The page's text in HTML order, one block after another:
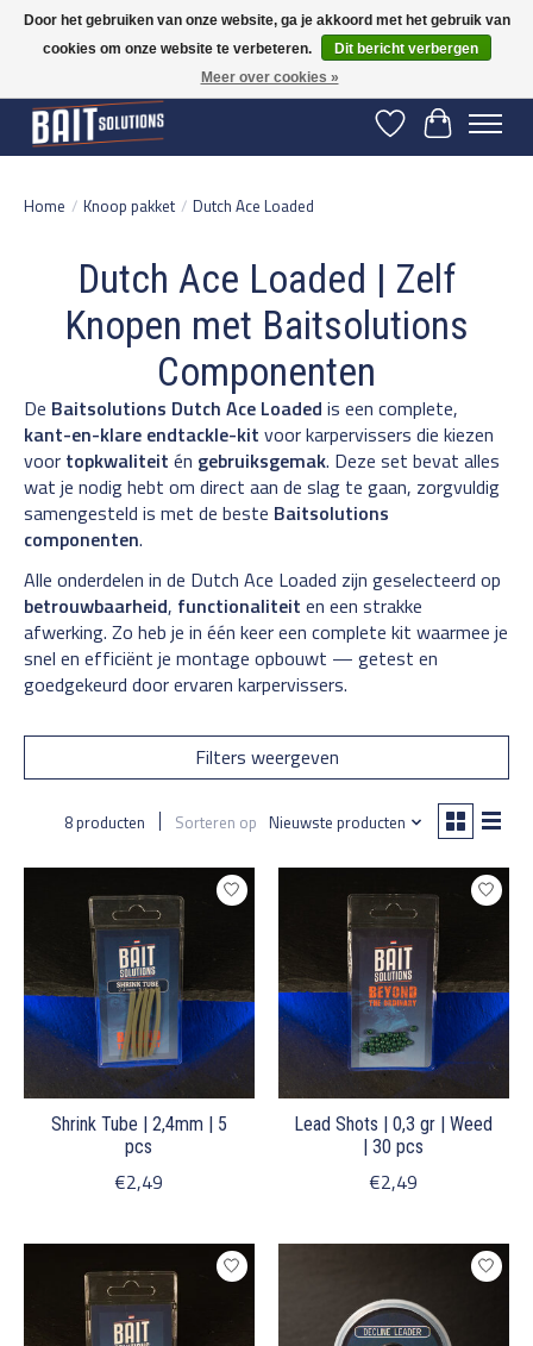
Gratis verzending vanaf 50 euro binnen NL | Op voorraad binnen 2-5 werkdagen
verzonden | België vanaf 70 euro gratis verzonden
Verlanglijst
Home / Knoop pakket / Dutch Ace Loaded
Dutch Ace Loaded | Zelf
Knopen met Baitsolutions
Componenten
De Baitsolutions Dutch Ace Loaded is een complete,
kant-en-klare endtackle-kit voor karpervissers die kiezen
voor topkwaliteit én gebruiksgemak. Deze set bevat alles
wat je nodig hebt om direct aan de slag te gaan, zorgvuldig
samengesteld is met de beste Baitsolutions
componenten.
Alle onderdelen in de Dutch Ace Loaded zijn geselecteerd op
betrouwbaarheid, functionaliteit en een strakke
afwerking. Zo heb je in één keer een complete kit waarmee je
snel en efficiënt je montage opbouwt — getest en
goedgekeurd door ervaren karpervissers.
Filters weergeven
8 producten Sorteren op Nieuwste producten
Shrink Tube | 2,4mm | 5
pcs
€2,49
Lead Shots | 0,3 gr | Weed
| 30 pcs
€2,49
Door het gebruiken van onze website, ga je akkoord met het gebruik van
cookies om onze website te verbeteren.
Dit bericht verbergen
Meer over cookies »